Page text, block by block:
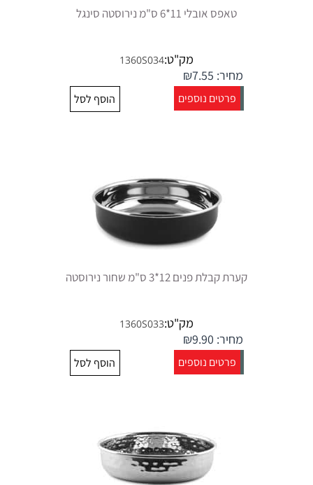
טאפס אובלי 11*6 ס"מ נירוסטה סינגל
מק"ט:1360S034
מחיר: ₪7.55
פרטים נוספים הוסף לסל
קערת קבלת פנים 12*3 ס"מ שחור נירוסטה
מק"ט:1360S033
מחיר: ₪9.90
פרטים נוספים הוסף לסל